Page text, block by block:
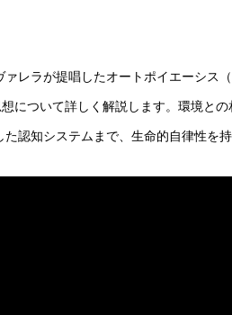
レラが提唱したオートポイエーシス
について詳しく解説します。環境と
た認知システムまで、生命的自律性を